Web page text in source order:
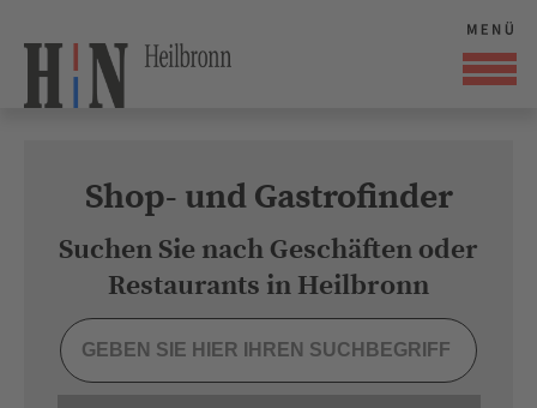
Shop- und Gastrofinder
Suchen Sie nach Geschäften oder
Restaurants in Heilbronn